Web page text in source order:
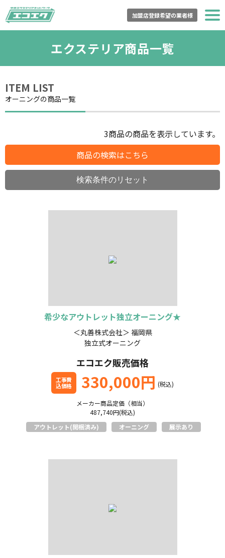
加盟店登録希望の業者様
トップページ
エコエクとは？
商品一覧
登録加盟店一覧
買取の流れ
よくある質問
運営会社情報
エクステリア商品一覧
ITEM LIST
オーニングの商品一覧
3商品の商品を表示しています。
商品の検索はこちら
希少なアウトレット独立オーニング★
＜丸善株式会社＞ 福岡県
独立式オーニング
エコエク販売価格
工事費
込価格 330,000円 (税込)
メーカー商品定価（相当）
487,740円(税込)
アウトレット(開梱済み)
オーニング 展示あり